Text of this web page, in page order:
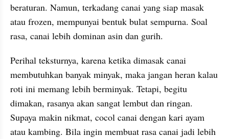
beraturan. Namun, terkadang canai yang siap masak
atau frozen, mempunyai bentuk bulat sempurna. Soal
rasa, canai lebih dominan asin dan gurih.
Perihal teksturnya, karena ketika dimasak canai
membutuhkan banyak minyak, maka jangan heran kalau
roti ini memang lebih berminyak. Tetapi, begitu
dimakan, rasanya akan sangat lembut dan ringan.
Supaya makin nikmat, cocol canai dengan kari ayam
atau kambing. Bila ingin membuat rasa canai jadi lebih